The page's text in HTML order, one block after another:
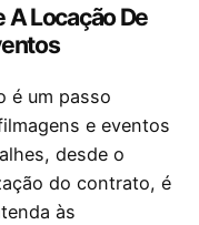
Locação De
é um passo
e eventos
desde o
do contrato, é
às